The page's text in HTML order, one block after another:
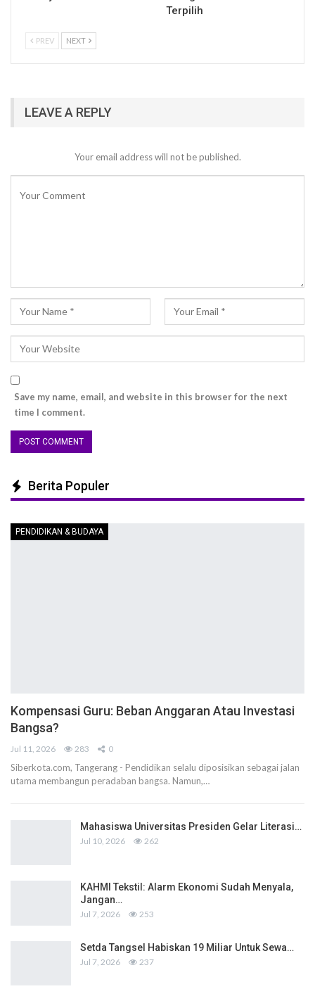
Terpilih
PREV NEXT
LEAVE A REPLY
Your email address will not be published.
Save my name, email, and website in this browser for the next
time I comment.
Berita Populer
PENDIDIKAN & BUDAYA
Kompensasi Guru: Beban Anggaran Atau Investasi
Bangsa?
Jul 11, 2026 283 0
Siberkota.com, Tangerang - Pendidikan selalu diposisikan sebagai jalan
utama membangun peradaban bangsa. Namun,…
Mahasiswa Universitas Presiden Gelar Literasi…
Jul 10, 2026 262
KAHMI Tekstil: Alarm Ekonomi Sudah Menyala,
Jangan…
Jul 7, 2026 253
Setda Tangsel Habiskan 19 Miliar Untuk Sewa…
Jul 7, 2026 237